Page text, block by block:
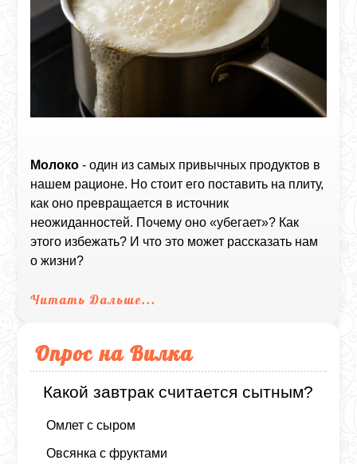
Молоко - один из самых привычных продуктов в
нашем рационе. Но стоит его поставить на плиту,
как оно превращается в источник
неожиданностей. Почему оно «убегает»? Как
этого избежать? И что это может рассказать нам
о жизни?
Читать Дальше...
Опрос на Вилка
Какой завтрак считается сытным?
Омлет с сыром
Овсянка с фруктами